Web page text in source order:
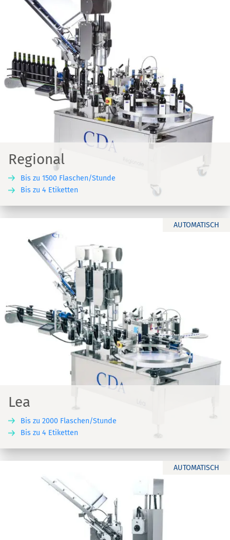
Regional
Bis zu 1500 Flaschen/Stunde
Bis zu 4 Etiketten
AUTOMATISCH
Lea
Bis zu 2000 Flaschen/Stunde
Bis zu 4 Etiketten
AUTOMATISCH